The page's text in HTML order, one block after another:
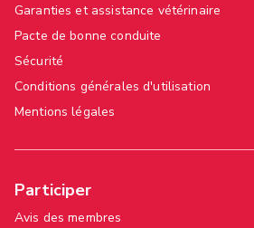
Garanties et assistance vétérinaire
Pacte de bonne conduite
Sécurité
Conditions générales d'utilisation
Mentions légales
Participer
Avis des membres